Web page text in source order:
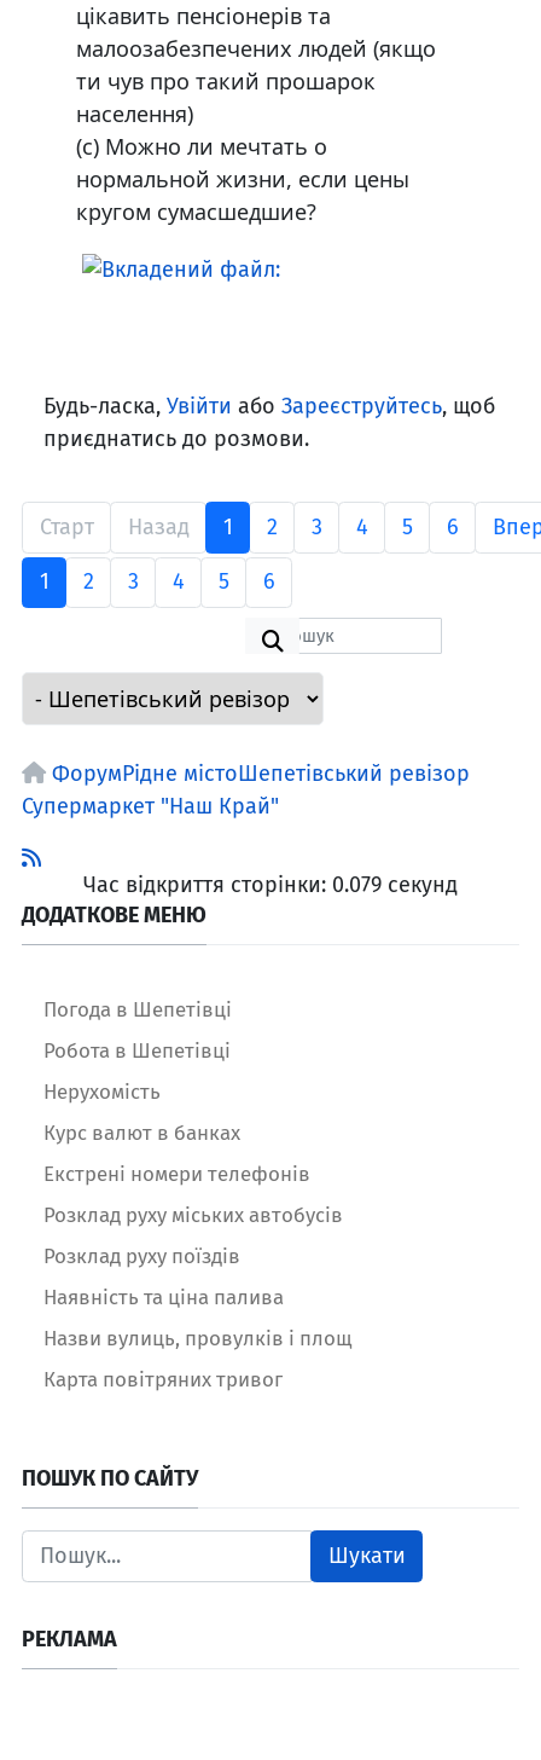
цікавить пенсіонерів та
малоозабезпечених людей (якщо
ти чув про такий прошарок
населення)
(с) Можно ли мечтать о
нормальной жизни, если цены
кругом сумасшедшие?
Будь-ласка, Увійти або Зареєструйтесь, щоб
приєднатись до розмови.
Старт Назад 1 2 3 4 5 6
1 2 3 4 5 6
ФорумРідне містоШепетівський ревізор
Супермаркет "Наш Край"
Час відкриття сторінки: 0.079 секунд
ДОДАТКОВЕ МЕНЮ
Погода в Шепетівці
Робота в Шепетівці
Нерухомість
Курс валют в банках
Екстрені номери телефонів
Розклад руху міських автобусів
Розклад руху поїздів
Наявність та ціна палива
Назви вулиць, провулків і площ
Карта повітряних тривог
ПОШУК ПО САЙТУ
Шукати
РЕКЛАМА